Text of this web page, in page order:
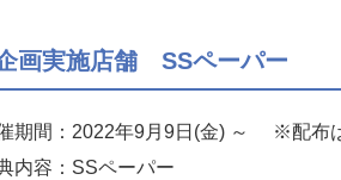
画実施店舗 SSペーパー
期間：2022年9月9日(金) ～ ※配布
内容：SSペーパー